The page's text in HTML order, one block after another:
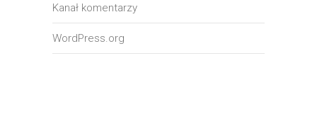
Kanał komentarzy
WordPress.org